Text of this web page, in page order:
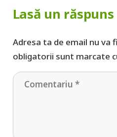
Lasă un răspuns
Adresa ta de email nu va
obligatorii sunt marcate